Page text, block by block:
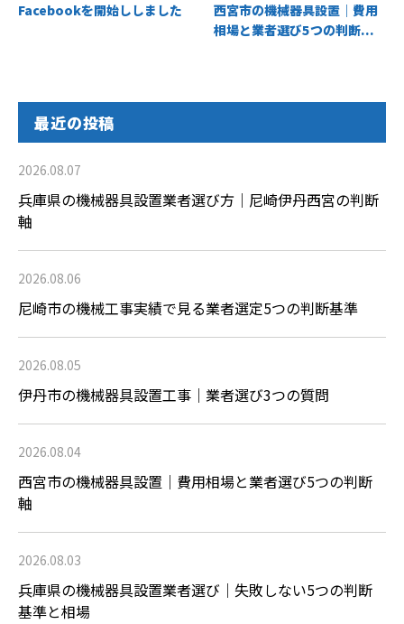
Facebookを開始ししました
西宮市の機械器具設置｜費用
相場と業者選び5つの判断...
最近の投稿
2026.08.07
兵庫県の機械器具設置業者選び方｜尼崎伊丹西宮の判断
軸
2026.08.06
尼崎市の機械工事実績で見る業者選定5つの判断基準
2026.08.05
伊丹市の機械器具設置工事｜業者選び3つの質問
2026.08.04
西宮市の機械器具設置｜費用相場と業者選び5つの判断
軸
2026.08.03
兵庫県の機械器具設置業者選び｜失敗しない5つの判断
基準と相場